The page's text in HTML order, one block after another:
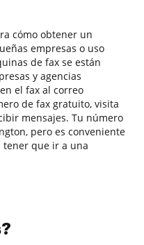
cómo obtener un
empresas o uso
de fax se están
y agencias
el fax al correo
de fax gratuito, visita
mensajes. Tu número
pero es conveniente
tener que ir a una